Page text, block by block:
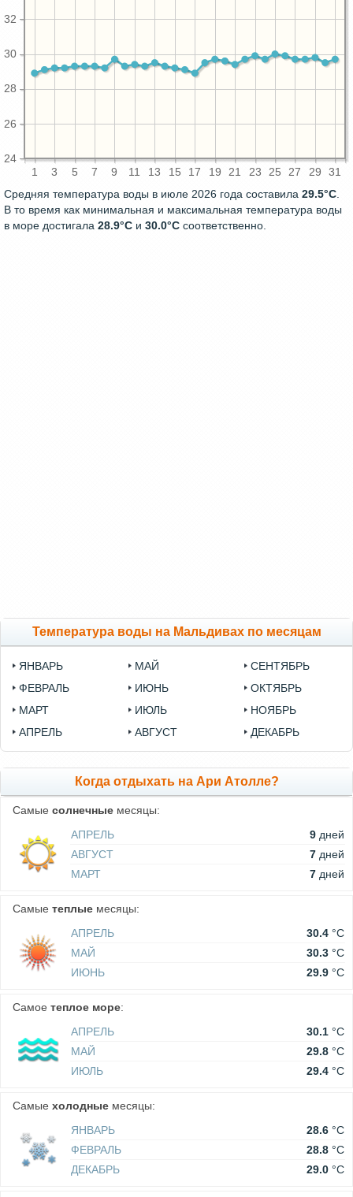
1 3 5 7 9 11 13 15 17 19 21 23 25 27 29 31
24
26
28
30
32
Средняя температура воды в июле 2026 года составила 29.5°C.
В то время как минимальная и максимальная температура воды
в море достигала 28.9°C и 30.0°C соответственно.
Температура воды на Мальдивах по месяцам
ЯНВАРЬ
ФЕВРАЛЬ
МАРТ
АПРЕЛЬ
МАЙ
ИЮНЬ
ИЮЛЬ
АВГУСТ
СЕНТЯБРЬ
ОКТЯБРЬ
НОЯБРЬ
ДЕКАБРЬ
Когда отдыхать на Ари Атолле?
Самые солнечные месяцы:
АПРЕЛЬ
9 дней
АВГУСТ
7 дней
МАРТ
7 дней
Самые теплые месяцы:
АПРЕЛЬ
30.4 °C
МАЙ
30.3 °C
ИЮНЬ
29.9 °C
Самое теплое море:
АПРЕЛЬ
30.1 °C
МАЙ
29.8 °C
ИЮЛЬ
29.4 °C
Самые холодные месяцы:
ЯНВАРЬ
28.6 °C
ФЕВРАЛЬ
28.8 °C
ДЕКАБРЬ
29.0 °C